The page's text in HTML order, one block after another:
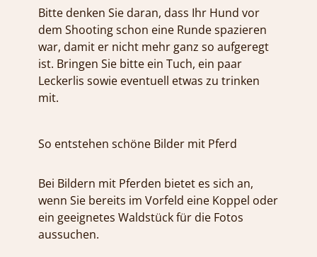
Bitte denken Sie daran, dass Ihr Hund vor
dem Shooting schon eine Runde spazieren
war, damit er nicht mehr ganz so aufgeregt
ist. Bringen Sie bitte ein Tuch, ein paar
Leckerlis sowie eventuell etwas zu trinken
mit.
So entstehen schöne Bilder mit Pferd
Bei Bildern mit Pferden bietet es sich an,
wenn Sie bereits im Vorfeld eine Koppel oder
ein geeignetes Waldstück für die Fotos
aussuchen.